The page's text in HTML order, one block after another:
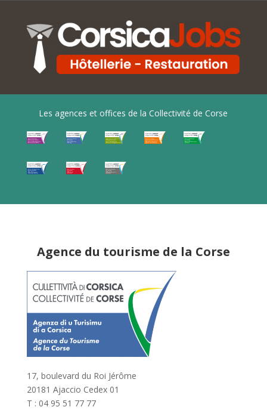
Les agences et offices de la Collectivité de Corse
Agence du tourisme de la Corse
17, boulevard du Roi Jérôme
20181 Ajaccio Cedex 01
T : 04 95 51 77 77